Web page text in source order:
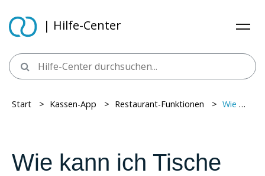
| Hilfe-Center
Start > ​ Kassen-App > ​ Restaurant-Funktionen > ​ Wie kann ich Tische abrechnen?
Wie kann ich Tische